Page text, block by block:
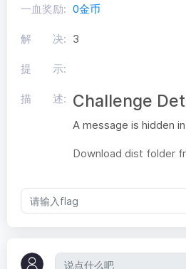
一血奖励: 0金币
解 决: 3
提 示:
描 述: Challenge
A message is hidden
Download dist folder